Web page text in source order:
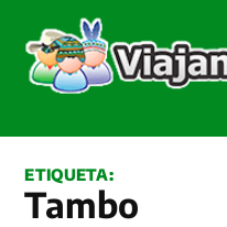
contenido
ETIQUETA:
Tambo